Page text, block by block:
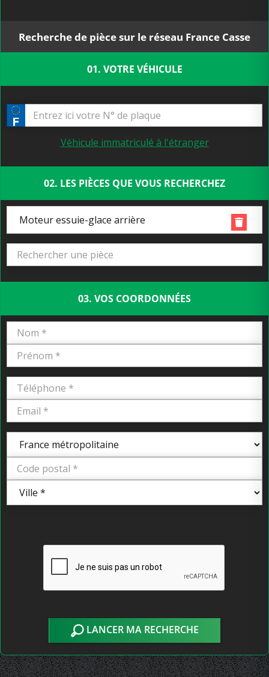
Recherche de pièce sur le réseau France Casse
01. VOTRE VÉHICULE
Véhicule immatriculé à l'étranger
02. LES PIÈCES QUE VOUS RECHERCHEZ
Moteur essuie-glace arrière
03. VOS COORDONNÉES
LANCER MA RECHERCHE